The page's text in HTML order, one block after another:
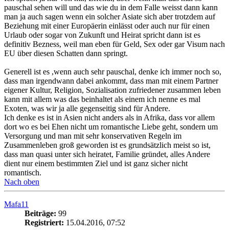
pauschal sehen will und das wie du in dem Falle weisst dann kann
man ja auch sagen wenn ein solcher Asiate sich aber trotzdem auf
Beziehung mit einer Europäerin einlässt oder auch nur für einen
Urlaub oder sogar von Zukunft und Heirat spricht dann ist es
definitiv Bezness, weil man eben für Geld, Sex oder gar Visum nach
EU über diesen Schatten dann springt.
Generell ist es ,wenn auch sehr pauschal, denke ich immer noch so,
dass man irgendwann dabei ankommt, dass man mit einem Partner
eigener Kultur, Religion, Sozialisation zufriedener zusammen leben
kann mit allem was das beinhaltet als einem ich nenne es mal
Exoten, was wir ja alle gegenseitig sind für Andere.
Ich denke es ist in Asien nicht anders als in Afrika, dass vor allem
dort wo es bei Ehen nicht um romantische Liebe geht, sondern um
Versorgung und man mit sehr konservativen Regeln im
Zusammenleben groß geworden ist es grundsätzlich meist so ist,
dass man quasi unter sich heiratet, Familie gründet, alles Andere
dient nur einem bestimmten Ziel und ist ganz sicher nicht
romantisch.
Nach oben
Mafa11
Beiträge: 99
Registriert: 15.04.2016, 07:52